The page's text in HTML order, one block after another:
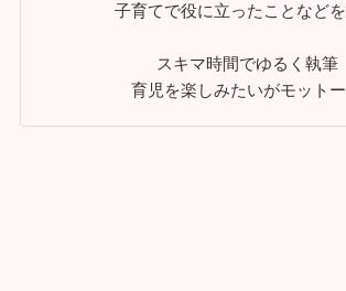
子育てで役に立ったことなど
スキマ時間でゆるく執筆
育児を楽しみたいがモットー